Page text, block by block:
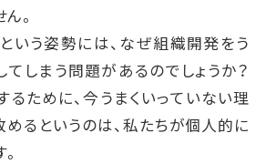
。
いう姿勢には、なぜ組織開発をう
てしまう問題があるのでしょうか？
ために、今うまくいっていない理
めるというのは、私たちが個人的に